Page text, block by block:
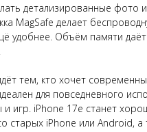
детализированные фото
MagSafe делает
удобнее. Объём памяти
тем, кто хочет
для повседневного
игр. iPhone 17e станет
старых iPhone или Android, а